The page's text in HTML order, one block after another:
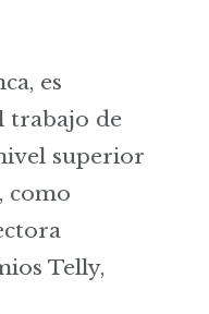
es
trabajo de
superior
como
Telly,